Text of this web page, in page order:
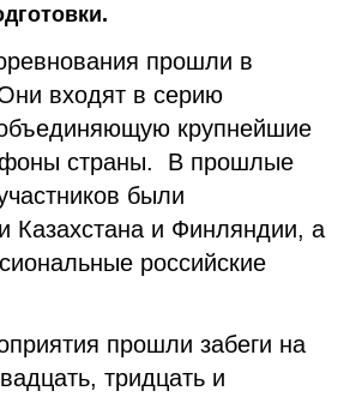
прошли в
входят в серию
крупнейшие
страны. В прошлые
были
Казахстана и Финляндии, а
российские
прошли забеги на
тридцать и